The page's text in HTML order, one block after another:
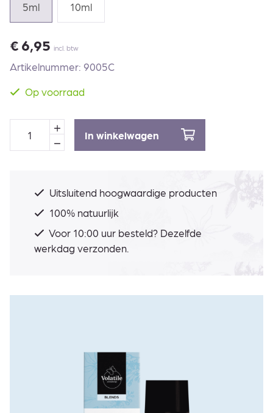
5ml 10ml
€ 6,95 incl. btw
Artikelnummer: 9005C
Op voorraad
In winkelwagen
Uitsluitend hoogwaardige producten
100% natuurlijk
Voor 10:00 uur besteld? Dezelfde
werkdag verzonden.